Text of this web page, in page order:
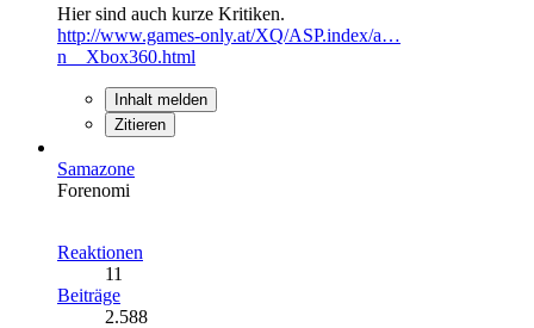
Hier sind auch kurze Kritiken.
http://www.games-only.at/XQ/ASP.index/a…
n__Xbox360.html
Inhalt melden
Zitieren
Samazone
Forenomi
Reaktionen
11
Beiträge
2.588